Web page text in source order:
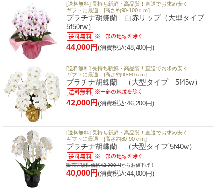
[送料無料] 長持ち新鮮・高品質！直送でお求め安く
ギフトに最適 [高さ約90-100ｃｍ]
プラチナ胡蝶蘭 白赤リップ（大型タイプ
5f50rw）
44,000円 (消費税込:48,400円)
[送料無料] 長持ち新鮮・高品質！直送でお求め安く
ギフトに最適 [高さ約80-90ｃｍ]
プラチナ胡蝶蘭 （大型タイプ 5f45w）
42,000円 (消費税込:46,200円)
[送料無料] 長持ち新鮮・高品質！直送でお求め安く
ギフトに最適 [高さ約80-90ｃｍ]
プラチナ胡蝶蘭 （大型タイプ 5f40w）
販売実績旧価格42,000円からお値下げ！
40,000円 (消費税込:44,000円)